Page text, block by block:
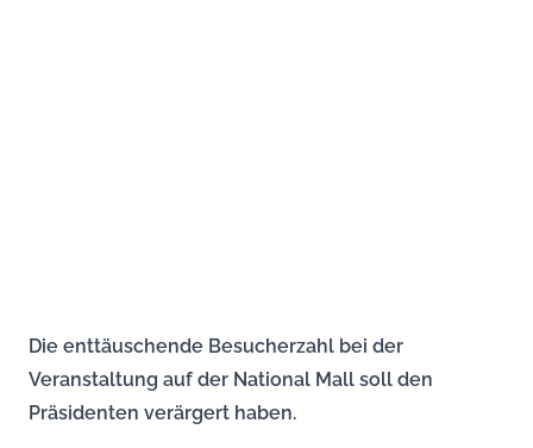
Die enttäuschende Besucherzahl bei der
Veranstaltung auf der National Mall soll den
Präsidenten verärgert haben.